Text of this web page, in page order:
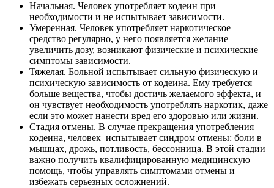
Начальная. Человек употребляет кодеин при
необходимости и не испытывает зависимости.
Умеренная. Человек употребляет наркотическое
средство регулярно, у него появляется желание
увеличить дозу, возникают физические и психические
симптомы зависимости.
Тяжелая. Больной испытывает сильную физическую и
психическую зависимость от кодеина. Ему требуется
больше вещества, чтобы достичь желаемого эффекта, и
он чувствует необходимость употреблять наркотик, даже
если это может нанести вред его здоровью или жизни.
Стадия отмены. В случае прекращения употребления
кодеина, человек испытывает синдром отмены: боли в
мышцах, дрожь, потливость, бессонница. В этой стадии
важно получить квалифицированную медицинскую
помощь, чтобы управлять симптомами отмены и
избежать серьезных осложнений.